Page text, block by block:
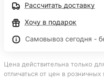
Рассчитать доставку
Хочу в подарок
Самовывоз сегодня -
Цена действительна только
отличаться от цен в розничных